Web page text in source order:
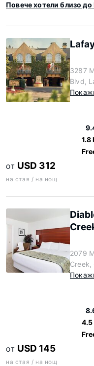
Повече хотели близо
3287
Blvd,
1.8
ОТ USD 312
на стая / на нощ
2079
Creek,
4.5
ОТ USD 145
на стая / на нощ